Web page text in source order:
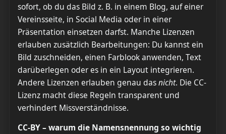
sofort, ob du das Bild z. B. in einem Blog, auf einer
Vereinsseite, in Social Media oder in einer
Präsentation einsetzen darfst. Manche Lizenzen
erlauben zusätzlich Bearbeitungen: Du kannst ein
Bild zuschneiden, einen Farblook anwenden, Text
darüberlegen oder es in ein Layout integrieren.
Andere Lizenzen erlauben genau dasnicht. Die CC-
Lizenz macht diese Regeln transparent und
verhindert Missverständnisse.
CC-BY – warum die Namensnennung so wichtig